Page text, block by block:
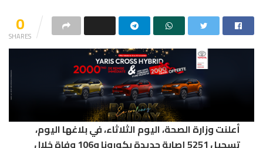
0
SHARES
أعلنت وزارة الصحة، اليوم الثلاثاء، في بلاغها اليوم،